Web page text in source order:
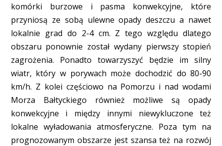
komórki burzowe i pasma konwekcyjne, które
przyniosą ze sobą ulewne opady deszczu a nawet
lokalnie grad do 2-4 cm. Z tego względu dlatego
obszaru ponownie został wydany pierwszy stopień
zagrożenia. Ponadto towarzyszyć będzie im silny
wiatr, który w porywach może dochodzić do 80-90
km/h. Z kolei częściowo na Pomorzu i nad wodami
Morza Bałtyckiego również możliwe są opady
konwekcyjne i między innymi niewykluczone też
lokalne wyładowania atmosferyczne. Poza tym na
prognozowanym obszarze jest szansa też na rozwój